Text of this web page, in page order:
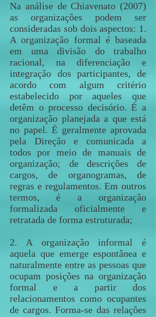
Na análise de Chiavenato (2007)
as organizações podem ser
consideradas sob dois aspectos: 1.
A organização formal é baseada
em uma divisão do trabalho
racional, na diferenciação e
integração dos participantes, de
acordo com algum critério
estabelecido por aqueles que
detêm o processo decisório. É a
organização planejada a que está
no papel. É geralmente aprovada
pela Direção e comunicada a
todos por meio de manuais de
organização; de descrições de
cargos, de organogramas, de
regras e regulamentos. Em outros
termos, é a organização
formalizada oficialmente e
retratada de forma estruturada;
2. A organização informal é
aquela que emerge espontânea e
naturalmente entre as pessoas que
ocupam posições na organização
formal e a partir dos
relacionamentos como ocupantes
de cargos. Forma-se das relações